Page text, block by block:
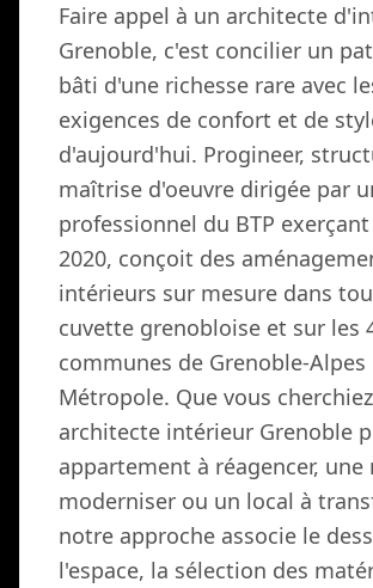
Faire appel à un architecte
Grenoble, c'est concilier un
bâti d'une richesse rare avec
exigences de confort et de
d'aujourd'hui. Progineer,
maîtrise d'oeuvre dirigée par
professionnel du BTP
2020, conçoit des
intérieurs sur mesure dans
cuvette grenobloise et sur les
communes de Grenoble-Alpes
Métropole. Que vous
architecte intérieur Grenoble
appartement à réagencer, une
moderniser ou un local à
notre approche associe le
l'espace, la sélection des